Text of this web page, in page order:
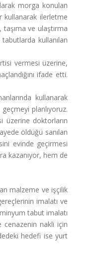
morga konulan
kullanarak ilerletme
ve ulaştırma
kullanılan
vermesi üzerine,
ifade etti.
kullanarak
planlıyoruz.
üzerine doktorların
öldüğü sanılan
evinde geçirmesi
kazanıyor, hem de
malzeme ve işçilik
imalatı ve
tabut imalatı
cenazenin nakli için
hedefi ise yurt